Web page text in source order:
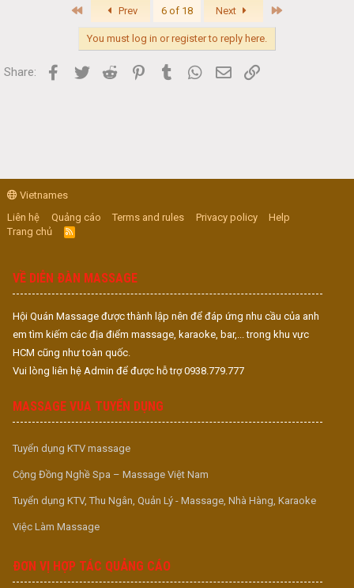
Prev 6 of 18 Next
You must log in or register to reply here.
Share: Facebook
Twitter Reddit PinterestTumblr WhatsApp
Email
Vietnames
Liên hệ
Quảng cáo Terms and rules Privacy policy
Help
Trang chủ
R
S
VỀ DIỄN ĐÀN MASSAGE
Hội Quán Massage được thành lập nên để đáp ứng nhu cầu của anh
em tìm kiếm các địa điểm massage, karaoke, bar,... trong khu vực
HCM cũng như toàn quốc.
Vui lòng liên hệ Admin để được hỗ trợ 0938.779.777
MASSAGE VUA TUYỂN DỤNG
Tuyển dụng KTV massage
Cộng Đồng Nghề Spa – Massage Việt Nam
Tuyển dụng KTV, Thu Ngân, Quản Lý - Massage, Nhà Hàng, Karaoke
Việc Làm Massage
ĐƠN VỊ HỢP TÁC QUẢNG CÁO